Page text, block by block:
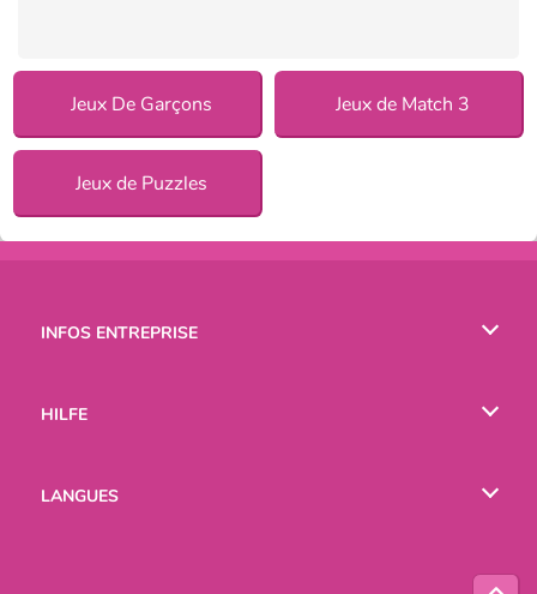
Jeux De Garçons Jeux de Match 3
Jeux de Puzzles
INFOS ENTREPRISE
HILFE
LANGUES